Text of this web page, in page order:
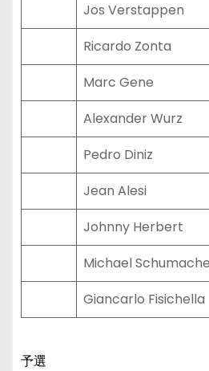
Jos Verstappen
Ricardo Zonta
Marc Gene
Alexander Wurz
Pedro Diniz
Jean Alesi
Johnny Herbert
Michael
Giancarlo Fisichella
予選